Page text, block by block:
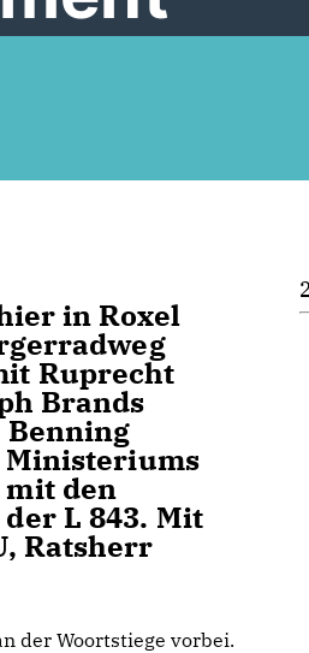
in Roxel
Ruprecht
Brands
Benning
Ministeriums
den
L 843. Mit
Ratsherr
der Woortstiege vorbei.